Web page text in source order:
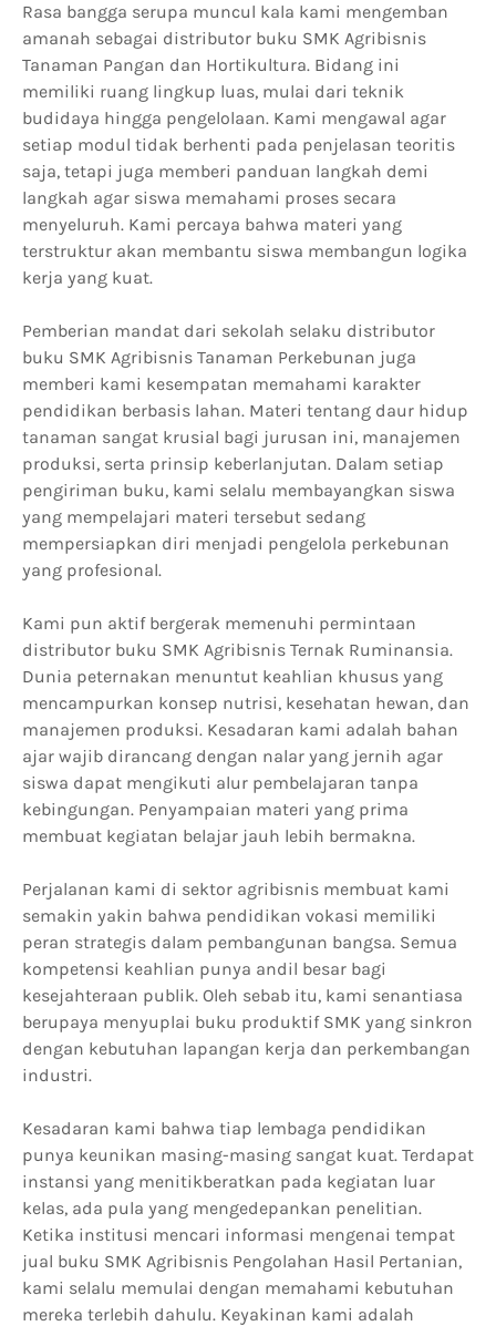
Rasa bangga serupa muncul kala kami mengemban
amanah sebagai distributor buku SMK Agribisnis
Tanaman Pangan dan Hortikultura. Bidang ini
memiliki ruang lingkup luas, mulai dari teknik
budidaya hingga pengelolaan. Kami mengawal agar
setiap modul tidak berhenti pada penjelasan teoritis
saja, tetapi juga memberi panduan langkah demi
langkah agar siswa memahami proses secara
menyeluruh. Kami percaya bahwa materi yang
terstruktur akan membantu siswa membangun logika
kerja yang kuat.
Pemberian mandat dari sekolah selaku distributor
buku SMK Agribisnis Tanaman Perkebunan juga
memberi kami kesempatan memahami karakter
pendidikan berbasis lahan. Materi tentang daur hidup
tanaman sangat krusial bagi jurusan ini, manajemen
produksi, serta prinsip keberlanjutan. Dalam setiap
pengiriman buku, kami selalu membayangkan siswa
yang mempelajari materi tersebut sedang
mempersiapkan diri menjadi pengelola perkebunan
yang profesional.
Kami pun aktif bergerak memenuhi permintaan
distributor buku SMK Agribisnis Ternak Ruminansia.
Dunia peternakan menuntut keahlian khusus yang
mencampurkan konsep nutrisi, kesehatan hewan, dan
manajemen produksi. Kesadaran kami adalah bahan
ajar wajib dirancang dengan nalar yang jernih agar
siswa dapat mengikuti alur pembelajaran tanpa
kebingungan. Penyampaian materi yang prima
membuat kegiatan belajar jauh lebih bermakna.
Perjalanan kami di sektor agribisnis membuat kami
semakin yakin bahwa pendidikan vokasi memiliki
peran strategis dalam pembangunan bangsa. Semua
kompetensi keahlian punya andil besar bagi
kesejahteraan publik. Oleh sebab itu, kami senantiasa
berupaya menyuplai buku produktif SMK yang sinkron
dengan kebutuhan lapangan kerja dan perkembangan
industri.
Kesadaran kami bahwa tiap lembaga pendidikan
punya keunikan masing-masing sangat kuat. Terdapat
instansi yang menitikberatkan pada kegiatan luar
kelas, ada pula yang mengedepankan penelitian.
Ketika institusi mencari informasi mengenai tempat
jual buku SMK Agribisnis Pengolahan Hasil Pertanian,
kami selalu memulai dengan memahami kebutuhan
mereka terlebih dahulu. Keyakinan kami adalah